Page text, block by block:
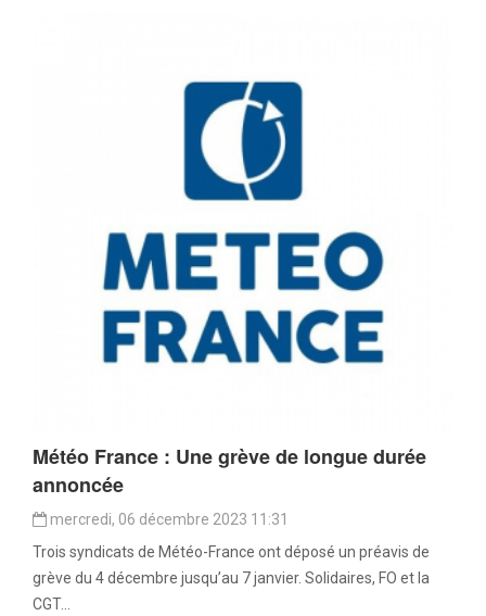
Météo France : Une grève de longue durée
annoncée
mercredi, 06 décembre 2023 11:31
Trois syndicats de Météo-France ont déposé un préavis de
grève du 4 décembre jusqu’au 7 janvier. Solidaires, FO et la
CGT...